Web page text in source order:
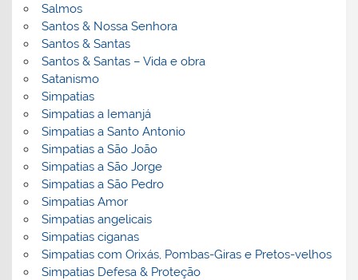
Salmos
Santos & Nossa Senhora
Santos & Santas
Santos & Santas – Vida e obra
Satanismo
Simpatias
Simpatias a Iemanjá
Simpatias a Santo Antonio
Simpatias a São João
Simpatias a São Jorge
Simpatias a São Pedro
Simpatias Amor
Simpatias angelicais
Simpatias ciganas
Simpatias com Orixás, Pombas-Giras e Pretos-velhos
Simpatias Defesa & Proteção